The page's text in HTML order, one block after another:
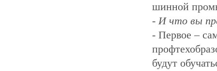
шинной
- И что вы
- Первое –
будут